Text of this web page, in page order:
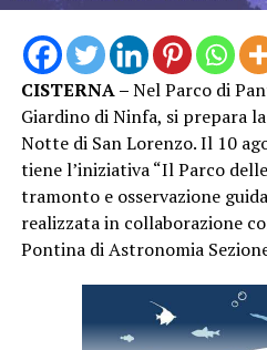
Piazza Lanzuisi si è così
luogo di incontro e
capace di richiamare una
pubblico nel centro storico di
Mare di Cinema” proseguirà
appuntamenti in
cinema, cultura e territorio
Felice Circeo.
CISTERNA –Nel Parco di
Giardino di Ninfa, si prepara
Notte di San Lorenzo. Il 10
tiene l’iniziativa “Il Parco
tramonto e osservazione
realizzata in collaborazione
Pontina di Astronomia